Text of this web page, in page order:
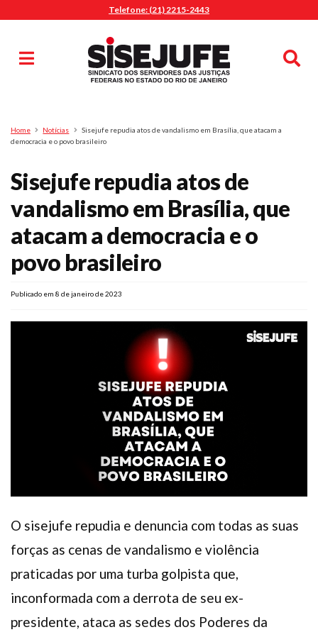
Telefone: (21) 2215-2443
Pesquisa
Home Notícias
Sisejufe repudia atos de vandalismo em Brasília, que atacam a
democracia e o povo brasileiro
Sisejufe repudia atos de
vandalismo em Brasília, que
atacam a democracia e o
povo brasileiro
Publicado em 8 de janeiro de 2023
O sisejufe repudia e denuncia com todas as suas
forças as cenas de vandalismo e violência
praticadas por uma turba golpista que,
inconformada com a derrota de seu ex-
presidente, ataca as sedes dos Poderes da
MENU
Sindicalize-se
Jurídico
O Sindicato
Agenda
Casa do Alto
Sede Campestre
Nossos Convênios
Gympass Wellhub
Twitter Youtube